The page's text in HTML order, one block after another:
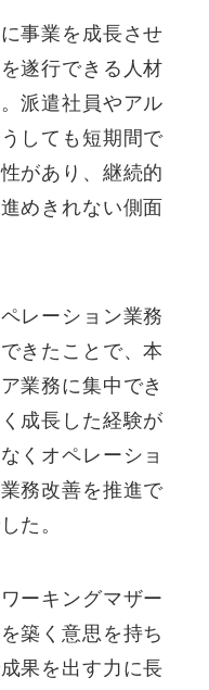
事業を成長させ
遂行できる人材
派遣社員やアル
しても短期間で
があり、継続的
めきれない側面
レーション業務
きたことで、本
業務に集中でき
成長した経験が
くオペレーショ
務改善を推進で
た。
ーキングマザー
築く意思を持ち
果を出す力に長